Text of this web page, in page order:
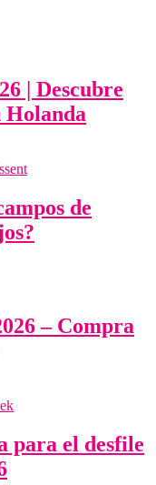
| Descubre
Holanda
de
– Compra
para el desfile